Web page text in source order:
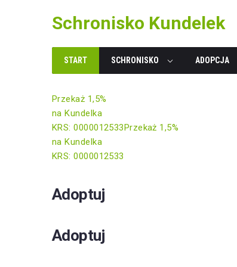
Schronisko Kundelek
START SCHRONISKO ADOPCJA
Przekaż 1,5%
na Kundelka
KRS: 0000012533Przekaż 1,5%
na Kundelka
KRS: 0000012533
Adoptuj
Adoptuj